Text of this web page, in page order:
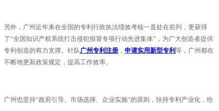
另外，广州近年来在全国的专利行政执法绩效考核一直处在前列，更获得
了“全国知识产权系统打击侵犯假冒专项行动先进集体”，为广大创造者提供
专利创造的有力支撑。针队 广州专利注册 ， 申请实用新型专利等，广州都在
不断地更新政策规定，提高工作效率。
广州也坚持“政府引导、市场选择、企业实施”的原则，扶持专利产业化，给